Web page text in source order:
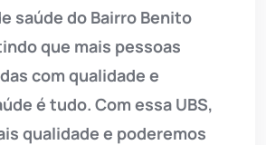
saúde do Bairro Benito
que mais pessoas
com qualidade e
é tudo. Com essa UBS,
qualidade e poderemos